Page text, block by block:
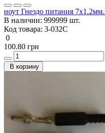
ноут Гнездо питания
В наличии: 999999 шт.
Код товара: 3-032C
0
100.80 грн
В корзину